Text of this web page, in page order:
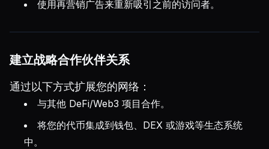
使用再营销广告来重新吸引之前的访问者。
建立战略合作伙伴关系
通过以下方式扩展您的网络：
与其他 DeFi/Web3 项目合作。
将您的代币集成到钱包、DEX 或游戏等生态系统
中。